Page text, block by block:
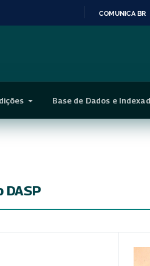
COMUNICA BR
Base de Dados e